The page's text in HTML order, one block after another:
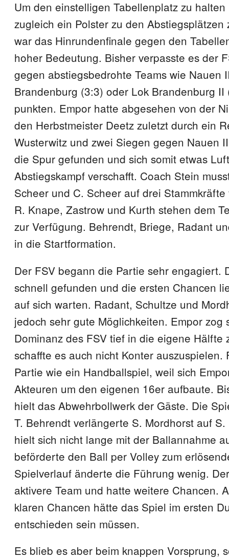
Um den einstelligen Tabellenplatz zu
zugleich ein Polster zu den Abstiegsplätzen
war das Hinrundenfinale gegen den
hoher Bedeutung. Bisher verpasste es der
gegen abstiegsbedrohte Teams wie Nauen
Brandenburg (3:3) oder Lok Brandenburg II
punkten. Empor hatte abgesehen von der
den Herbstmeister Deetz zuletzt durch ein
Wusterwitz und zwei Siegen gegen Nauen
die Spur gefunden und sich somit etwas
Abstiegskampf verschafft. Coach Stein
Scheer und C. Scheer auf drei
R. Knape, Zastrow und Kurth stehen dem
zur Verfügung. Behrendt, Briege, Radant
in die Startformation.
Der FSV begann die Partie sehr engagiert.
schnell gefunden und die ersten Chancen
auf sich warten. Radant, Schultze und
jedoch sehr gute Möglichkeiten. Empor zog
Dominanz des FSV tief in die eigene Hälfte
schaffte es auch nicht Konter auszuspielen.
Partie wie ein Handballspiel, weil sich
Akteuren um den eigenen 16er aufbaute.
hielt das Abwehrbollwerk der Gäste. Die
T. Behrendt verlängerte S. Mordhorst auf
hielt sich nicht lange mit der Ballannahme
beförderte den Ball per Volley zum
Spielverlauf änderte die Führung wenig.
aktivere Team und hatte weitere Chancen.
klaren Chancen hätte das Spiel im ersten
entschieden sein müssen.
Es blieb es aber beim knappen Vorsprung,